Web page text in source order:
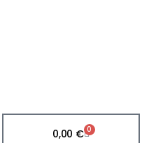
0,00 € 0